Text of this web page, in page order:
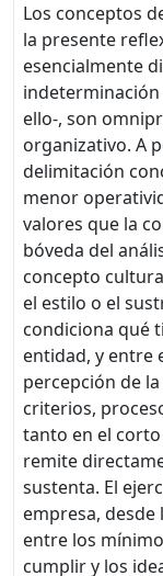
Los conceptos
la presente
esencialmente
ello-, son
organizativo. A
delimitación
menor
valores que la
bóveda del
concepto
el estilo o el
condiciona qué
entidad, y entre
percepción de
criterios,
tanto en el
remite
sustenta. El
empresa,
entre los
cumplir y los